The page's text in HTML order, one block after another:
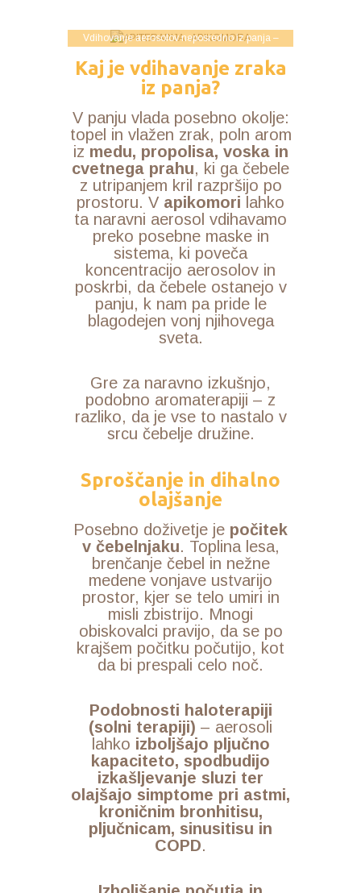
Vdihovanje aerosolov neposredno iz panja –
Kaj je vdihavanje zraka
iz panja?
V panju vlada posebno okolje:
topel in vlažen zrak, poln arom
iz medu, propolisa, voska in
cvetnega prahu, ki ga čebele
z utripanjem kril razpršijo po
prostoru. V apikomori lahko
ta naravni aerosol vdihavamo
preko posebne maske in
sistema, ki poveča
koncentracijo aerosolov in
poskrbi, da čebele ostanejo v
panju, k nam pa pride le
blagodejen vonj njihovega
sveta.
Gre za naravno izkušnjo,
podobno aromaterapiji – z
razliko, da je vse to nastalo v
srcu čebelje družine.
Sproščanje in dihalno
olajšanje
Posebno doživetje je počitek
v čebelnjaku. Toplina lesa,
brenčanje čebel in nežne
medene vonjave ustvarijo
prostor, kjer se telo umiri in
misli zbistrijo. Mnogi
obiskovalci pravijo, da se po
krajšem počitku počutijo, kot
da bi prespali celo noč.
Podobnosti haloterapiji
(solni terapiji) – aerosoli
lahko izboljšajo pljučno
kapaciteto, spodbudijo
izkašljevanje sluzi ter
olajšajo simptome pri astmi,
kroničnim bronhitisu,
pljučnicam, sinusitisu in
COPD.